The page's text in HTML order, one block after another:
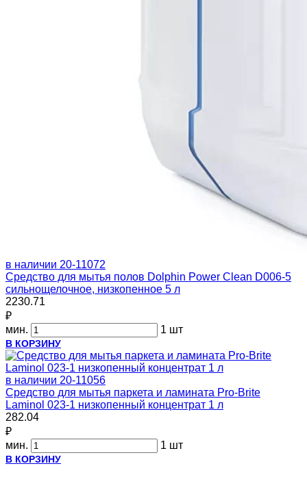
в наличии 20-11072
Средство для мытья полов Dolphin Power Clean D006-5
сильнощелочное, низкопенное 5 л
2230.71
₽
мин.
1 шт
В КОРЗИНУ
в наличии 20-11056
Средство для мытья паркета и ламината Pro-Brite
Laminol 023-1 низкопенный концентрат 1 л
282.04
₽
мин.
1 шт
В КОРЗИНУ